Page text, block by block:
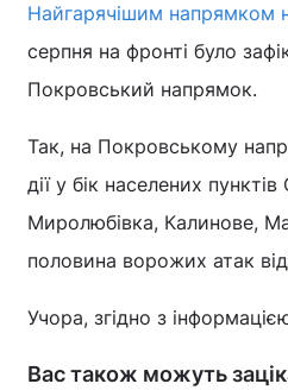
Найгарячішим напрямком
серпня на фронті було
Покровський напрямок.
Так, на Покровському
дії у бік населених
Миролюбівка, Калинове,
половина ворожих атак
Учора, згідно з
Вас також можуть